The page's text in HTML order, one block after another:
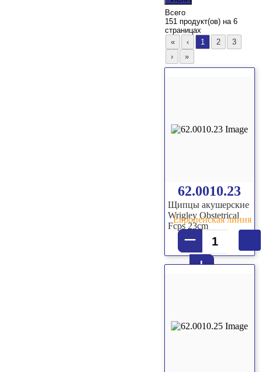
Всего
151 продукт(ов) на 6
страницах
62.0010.23
Щипцы акушерские
Wrigley Obstetrical
Fcps 23cm
–
+
Европейская линия